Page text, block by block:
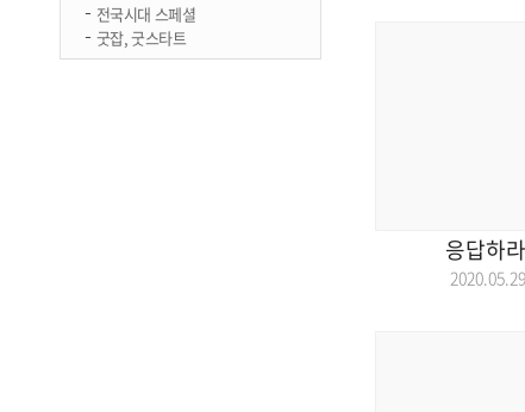
전국시대 스페셜
굿잡, 굿스타트
응답하